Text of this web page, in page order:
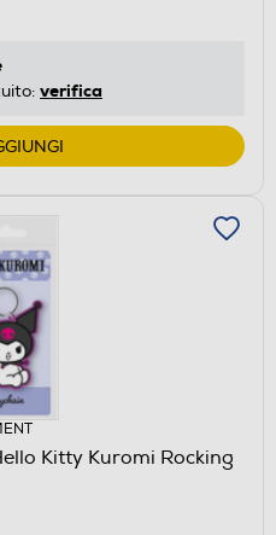
verifica
Kitty Kuromi Rocking